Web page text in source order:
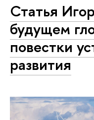
Статья
будущем
повестки
развития